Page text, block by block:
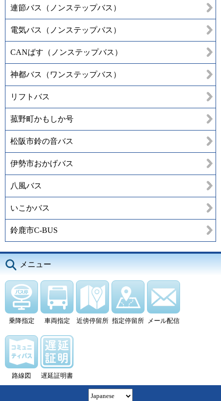
連節バス（ノンステップバス）
電気バス（ノンステップバス）
CANばす（ノンステップバス）
神都バス（ワンステップバス）
リフトバス
菰野町かもしか号
松阪市鈴の音バス
伊勢市おかげバス
八風バス
いこかバス
鈴鹿市C-BUS
メニュー
乗降指定 車両指定 近傍停留所 指定停留所 メール配信
路線図 遅延証明書